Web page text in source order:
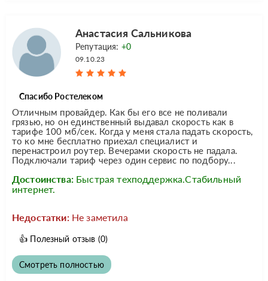
Анастасия Сальникова
Репутация: +0
09.10.23
Спасибо Ростелеком
Отличным провайдер. Как бы его все не поливали
грязью, но он единственный выдавал скорость как в
тарифе 100 мб/сек. Когда у меня стала падать скорость,
то ко мне бесплатно приехал специалист и
перенастроил роутер. Вечерами скорость не падала.
Подключали тариф через один сервис по подбору...
Достоинства: Быстрая техподдержка.Стабильный
интернет.
Недостатки: Не заметила
👍 Полезный отзыв (0)
Смотреть полностью